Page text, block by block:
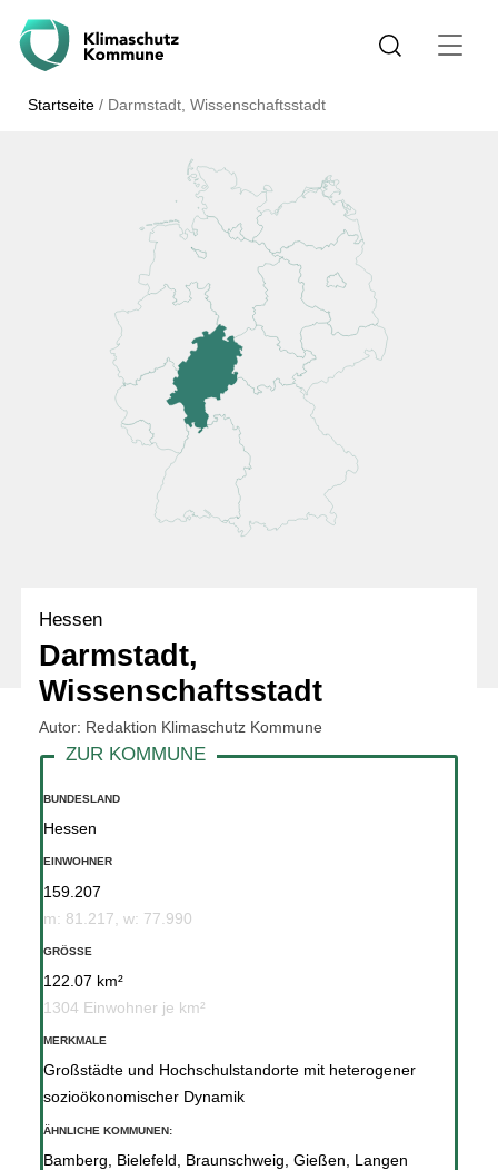
Startseite / Darmstadt, Wissenschaftsstadt
Hessen
Darmstadt,
Wissenschaftsstadt
Autor: Redaktion Klimaschutz Kommune
BUNDESLAND
Hessen
EINWOHNER
159.207
m: 81.217, w: 77.990
GRÖSSE
122.07 km²
1304 Einwohner je km²
MERKMALE
Großstädte und Hochschulstandorte mit heterogener
sozioökonomischer Dynamik
ÄHNLICHE KOMMUNEN:
Bamberg Bielefeld Braunschweig Gießen
Langen